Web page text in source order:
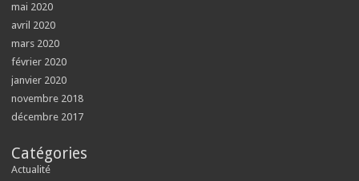
mai 2020
avril 2020
mars 2020
février 2020
janvier 2020
novembre 2018
décembre 2017
Catégories
Actualité